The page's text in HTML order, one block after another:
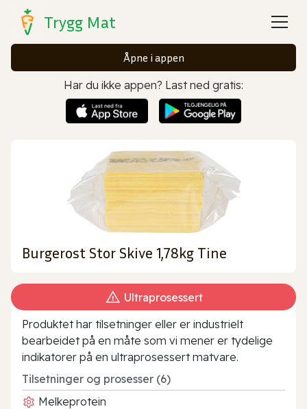
Trygg Mat
Åpne i appen
Har du ikke appen? Last ned gratis:
Burgerost Stor Skive 1,78kg Tine
Ultraprosessert
Produktet har tilsetninger eller er industrielt
bearbeidet på en måte som vi mener er tydelige
indikatorer på en ultraprosessert matvare.
Tilsetninger og prosesser (6)
Melkeprotein